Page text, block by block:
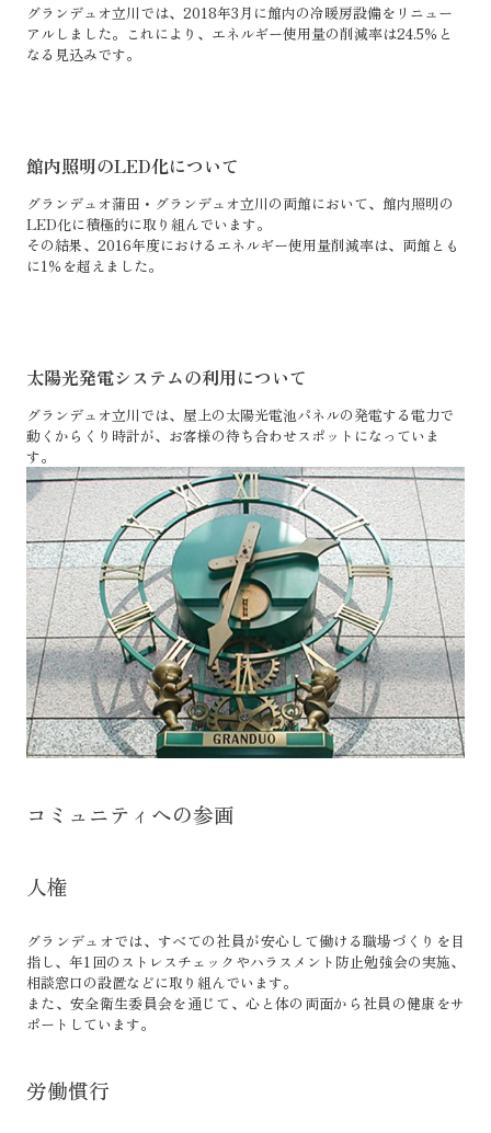
グランデュオ立川では、2018年3月に館内の冷暖房設備をリニュー
アルしました。これにより、エネルギー使用量の削減率は24.5％と
なる見込みです。
館内照明のLED化について
グランデュオ蒲田・グランデュオ立川の両館において、館内照明の
LED化に積極的に取り組んでいます。
その結果、2016年度におけるエネルギー使用量削減率は、両館とも
に1％を超えました。
太陽光発電システムの利用について
グランデュオ立川では、屋上の太陽光電池パネルの発電する電力で
動くからくり時計が、お客様の待ち合わせスポットになっていま
す。
コミュニティへの参画
人権
グランデュオでは、すべての社員が安心して働ける職場づくりを目
指し、年1回のストレスチェックやハラスメント防止勉強会の実施、
相談窓口の設置などに取り組んでいます。
また、安全衛生委員会を通じて、心と体の両面から社員の健康をサ
ポートしています。
労働慣行